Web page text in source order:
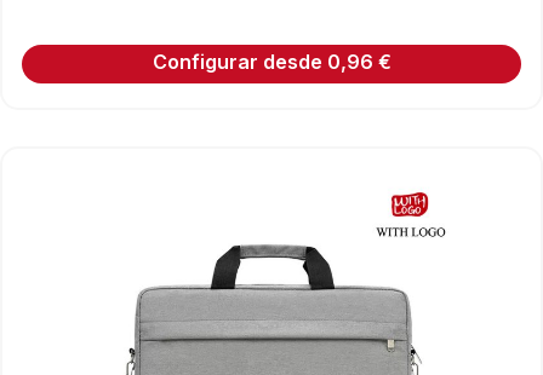
Configurar desde 0,96 €